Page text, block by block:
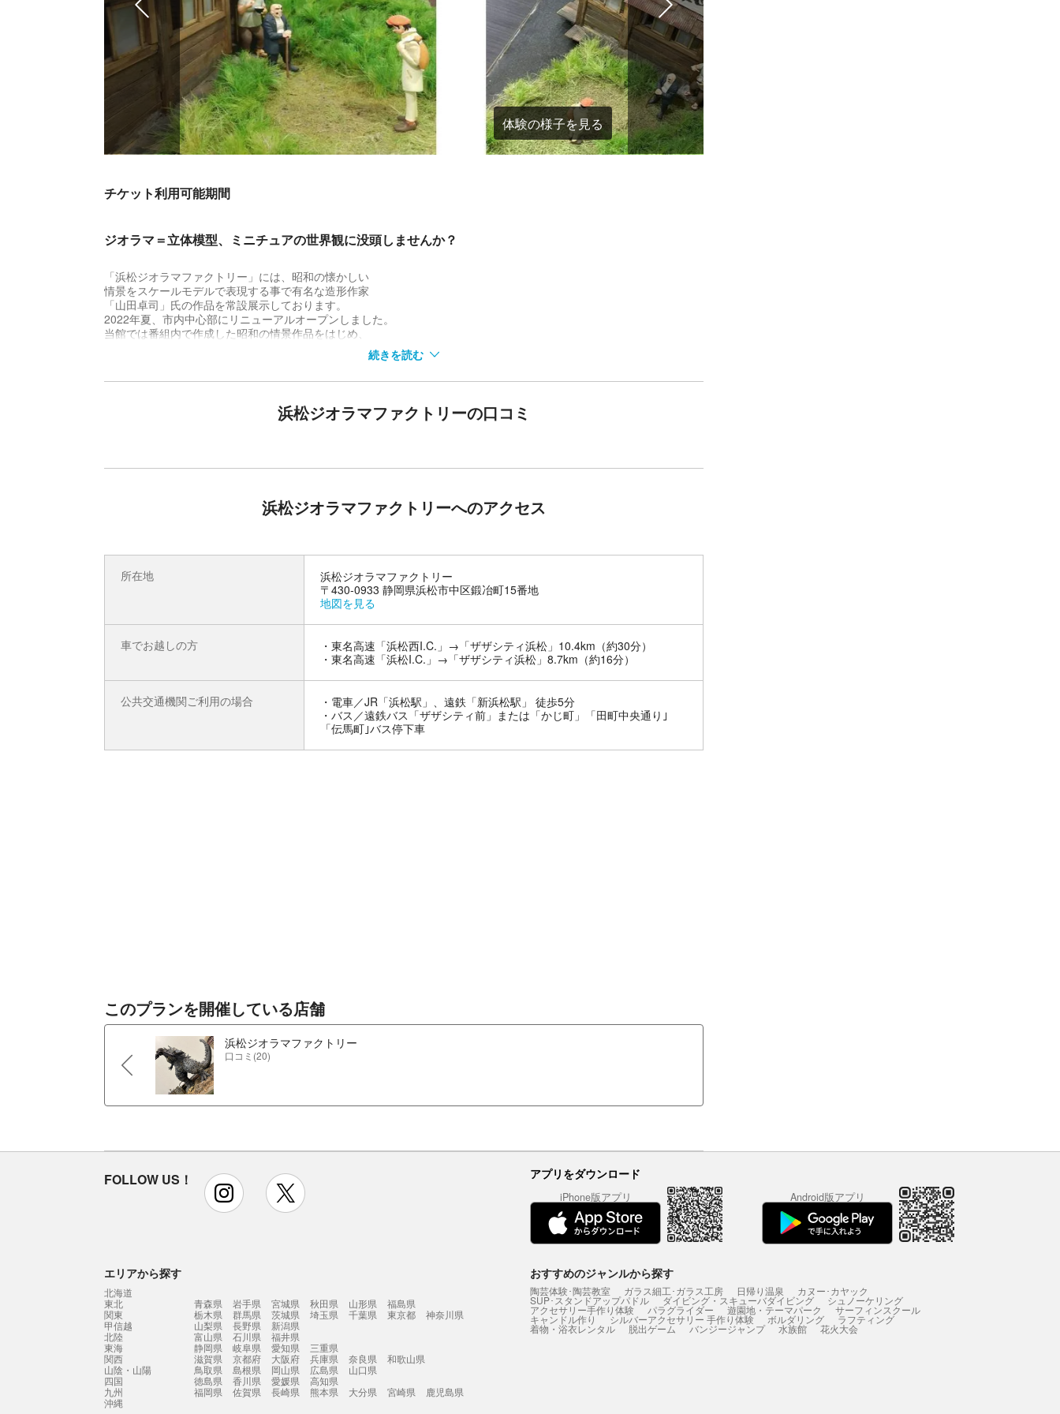
体験の様子を見る
チケット利用可能期間
ジオラマ＝立体模型、ミニチュアの世界観に没頭しませんか？
「浜松ジオラマファクトリー」には、昭和の懐かしい
情景をスケールモデルで表現する事で有名な造形作家
「山田卓司」氏の作品を常設展示しております。
2022年夏、市内中心部にリニューアルオープンしました。
当館では番組内で作成した昭和の情景作品をはじめ、
細部までじっくり見れば見るほど、模型の中から
幼い頃より模型工作を趣味とし、中学時代には
地元のデパートで行われた模型コンテストで毎年入賞。
「情景王」と呼ばれており、TVチャンピオン「プロモデラー王選手権」で5回の優勝を誇る人物で、
在学中に模型雑誌『月刊ホビージャパン』に執筆を始める。卒業後は工業模型製作会社にて、原子力プラントや工業模型
の製作に従事。
87年浜松市に戻りフリーのプロモデラーとして活動。
模型雑誌で作品を発表する傍ら、商品原型、イベント用情景を製作。
静岡、浜松、鳥取、沖縄などでジオラマ作品展を開催、模型教室の講師、テレビ出演など多数。
続きを読む
浜松ジオラマファクトリーの口コミ
浜松ジオラマファクトリーへのアクセス
所在地
浜松ジオラマファクトリー
〒430-0933 静岡県浜松市中区鍛冶町15番地
地図を見る
車でお越しの方
・東名高速「浜松西I.C.」→「ザザシティ浜松」10.4km（約30分）
・東名高速「浜松I.C.」→「ザザシティ浜松」8.7km（約16分）
公共交通機関ご利用の場合
・電車／JR「浜松駅」、遠鉄「新浜松駅」 徒歩5分
・バス／遠鉄バス「ザザシティ前」または「かじ町」「田町中央通り｣
「伝馬町｣バス停下車
このプランを開催している店舗
浜松ジオラマファクトリー
口コミ(20)
FOLLOW US！ instagram アプリをダウンロード
iPhone版アプリ Android版アプリ
エリアから探す
北海道
東北
青森県 岩手県 宮城県 秋田県 山形県
福島県
関東
栃木県 群馬県 茨城県 埼玉県 千葉県 東京都
神奈川県
甲信越
山梨県 長野県
新潟県
北陸
富山県 石川県
福井県
東海
静岡県 岐阜県 愛知県
三重県
関西
滋賀県 京都府 大阪府 兵庫県 奈良県
和歌山県
山陰・山陽
鳥取県 島根県 岡山県 広島県
山口県
四国
徳島県 香川県 愛媛県
高知県
九州
福岡県 佐賀県 長崎県 熊本県 大分県 宮崎県
鹿児島県
沖縄
おすすめのジャンルから探す
陶芸体験･陶芸教室 ガラス細工･ガラス工房 日帰り温泉 カヌー･カヤック
SUP･スタンドアップパドル ダイビング・スキューバダイビング シュノーケリング
アクセサリー手作り体験 パラグライダー 遊園地・テーマパーク サーフィンスクール
キャンドル作り シルバーアクセサリー 手作り体験 ボルダリング ラフティング
着物・浴衣レンタル 脱出ゲーム バンジージャンプ 水族館 花火大会